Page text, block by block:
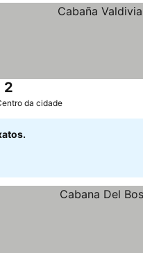
2
da cidade